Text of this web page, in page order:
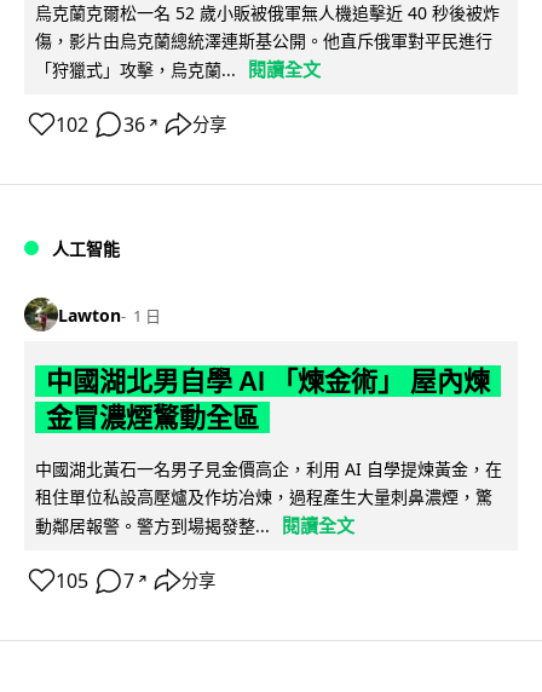
烏克蘭克爾松一名 52 歲小販被俄軍無人機追擊近 40 秒後被炸
傷，影片由烏克蘭總統澤連斯基公開。他直斥俄軍對平民進行
「狩獵式」攻擊，烏克蘭...
閱讀全文
102 36 ↗ 分享
人工智能
Lawton 1 日
中國湖北男自學 AI 「煉金術」 屋內煉
金冒濃煙驚動全區
中國湖北黃石一名男子見金價高企，利用 AI 自學提煉黃金，在
租住單位私設高壓爐及作坊冶煉，過程產生大量刺鼻濃煙，驚
動鄰居報警。警方到場揭發整...
閱讀全文
105 7 ↗ 分享